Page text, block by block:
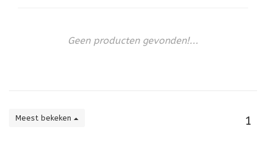
Geen producten gevonden!...
Meest bekeken 1